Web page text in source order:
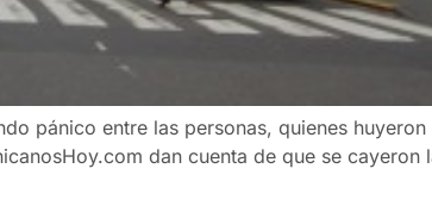
pánico entre las personas, quienes
dan cuenta de que se cayeron